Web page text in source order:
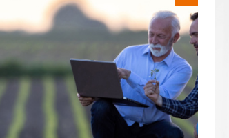
necessidades individuais. A
incorporação de tecnologia é...